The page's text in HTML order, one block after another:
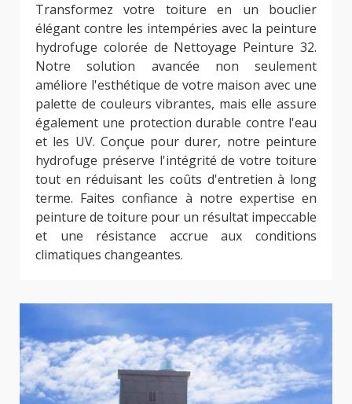
Transformez votre toiture en un bouclier
élégant contre les intempéries avec la peinture
hydrofuge colorée de Nettoyage Peinture 32.
Notre solution avancée non seulement
améliore l'esthétique de votre maison avec une
palette de couleurs vibrantes, mais elle assure
également une protection durable contre l'eau
et les UV. Conçue pour durer, notre peinture
hydrofuge préserve l'intégrité de votre toiture
tout en réduisant les coûts d'entretien à long
terme. Faites confiance à notre expertise en
peinture de toiture pour un résultat impeccable
et une résistance accrue aux conditions
climatiques changeantes.